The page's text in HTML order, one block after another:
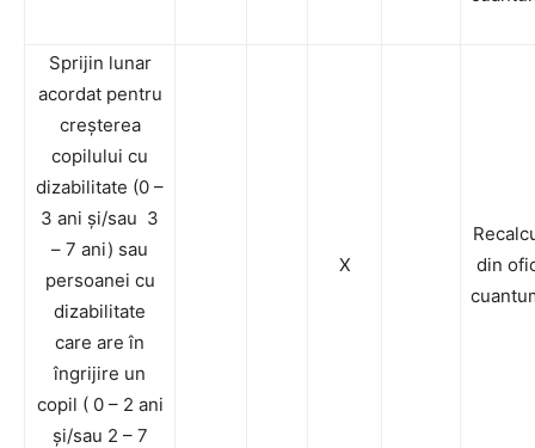
Sprijin lunar
acordat pentru
creșterea
copilului cu
dizabilitate (0 –
3 ani și/sau 3
– 7 ani) sau
persoanei cu
dizabilitate
care are în
îngrijire un
copil ( 0 – 2 ani
și/sau 2 – 7
X
din